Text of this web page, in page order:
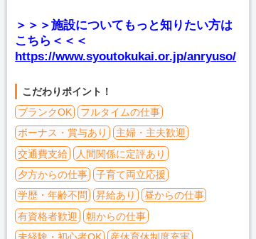
＞＞＞施設についてもっと知りたい方は
こちら＜＜＜
https://www.syoutokukai.or.jp/anryuso/
こだわりポイント！
ブランクOK
フルタイムの仕事
ボーナス・賞与あり
主婦・主夫歓迎
交通費支給
人間関係に定評あり
夕方からの仕事
子育て両立応援
学歴・年齢不問
昇給あり
昼からの仕事
有資格者歓迎
朝からの仕事